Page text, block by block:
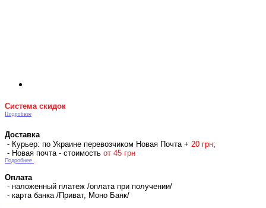
Система скидок
Подробнее
Доставка
- Курьер: по Украине перевозчиком Новая Почта + 20 грн;
- Новая почта - стоимость от 45 грн
Подробнее
Оплата
- наложенный платеж /оплата при получении/
- карта банка /Приват, Моно Банк/